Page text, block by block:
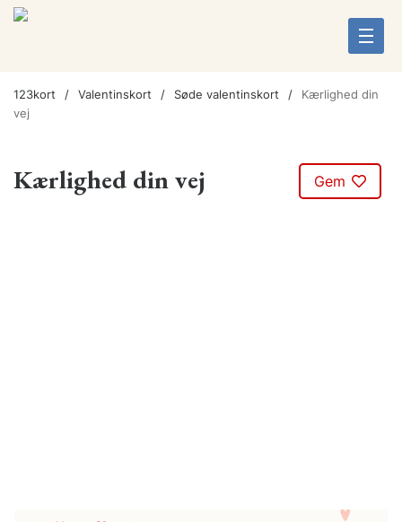
123kort Valentinskort Søde valentinskort
Kærlighed din
vej
Kærlighed din vej Gem